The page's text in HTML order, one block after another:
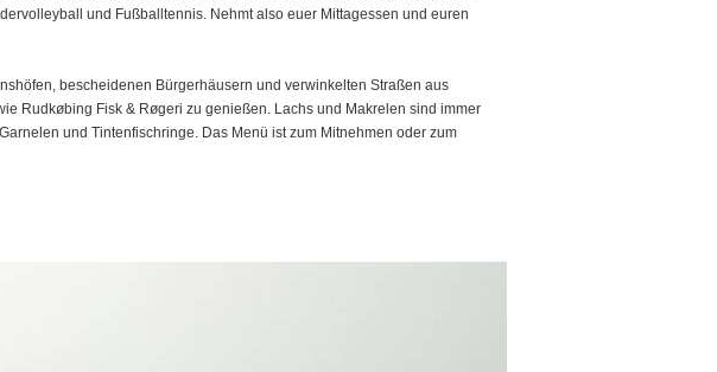
und Fußballtennis. Nehmt also euer Mittagessen und euren
bescheidenen Bürgerhäusern und verwinkelten Straßen aus
Rudkøbing Fisk & Røgeri zu genießen. Lachs und Makrelen sind immer
und Tintenfischringe. Das Menü ist zum Mitnehmen oder zum